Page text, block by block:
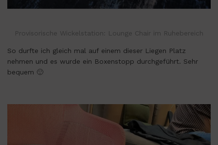
Provisorische Wickelstation: Lounge Chair im Ruhebereich
So durfte ich gleich mal auf einem dieser Liegen Platz
nehmen und es wurde ein Boxenstopp durchgeführt. Sehr
bequem 🙂